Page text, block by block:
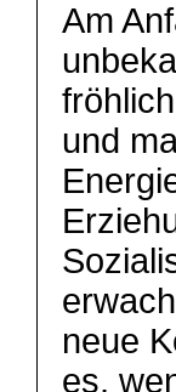
Am
und
neue
es,